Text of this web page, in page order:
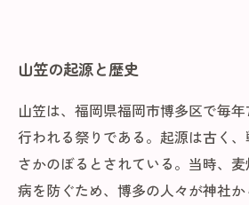
山笠の起源と歴史
山笠は、福岡県福岡市博多区で毎年
行われる祭りである。起源は古く、
さかのぼるとされている。当時、
病を防ぐため、博多の人々が神社